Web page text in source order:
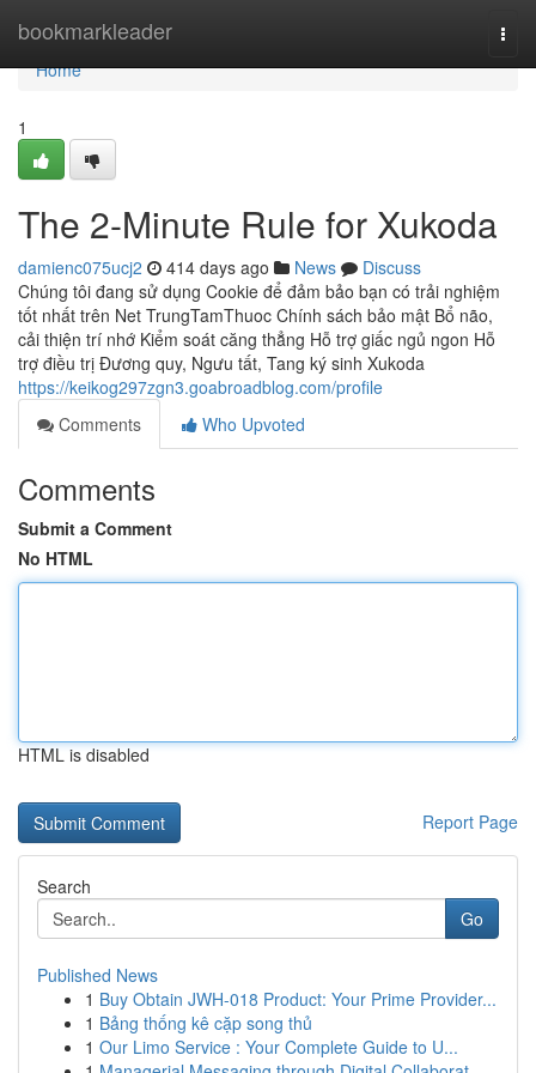
bookmarkleader
Home
Home
1
The 2-Minute Rule for Xukoda
damienc075ucj2 414 days ago News
Discuss
Chúng tôi đang sử dụng Cookie để đảm bảo bạn có trải nghiệm
tốt nhất trên Net TrungTamThuoc Chính sách bảo mật Bổ não,
cải thiện trí nhớ Kiểm soát căng thẳng Hỗ trợ giấc ngủ ngon Hỗ
trợ điều trị Đương quy, Ngưu tất, Tang ký sinh Xukoda
https://keikog297zgn3.goabroadblog.com/profile
Comments
Who Upvoted
Comments
Submit a Comment
No HTML
HTML is disabled
Report Page
Search
Go
Published News
1 Buy Obtain JWH-018 Product: Your Prime Provider...
1 Bảng thống kê cặp song thủ
1 Our Limo Service : Your Complete Guide to U...